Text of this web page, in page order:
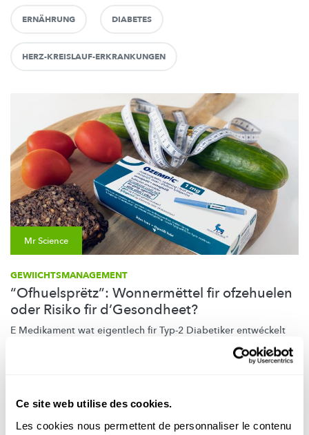
Ce site web utilise des cookies.
Les cookies nous permettent de personnaliser le contenu
ERNÄHRUNG DIABETES
HERZ-KREISLAUF-ERKRANKUNGEN
Mr Science
GEWIICHTSMANAGEMENT
“Ofhuelsprëtz”: Wonnermëttel fir ofzehuelen
oder Risiko fir d’Gesondheet?
E Medikament wat eigentlech fir Typ-2 Diabetiker entwéckelt
gouf, gëtt ëmmer méi als Mëttel benotzt fir ofzehuelen. Mee ...